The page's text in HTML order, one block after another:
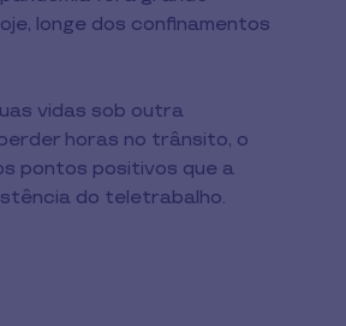
longe dos confinamentos
vidas sob outra
horas no trânsito, o
pontos positivos que a
do teletrabalho.